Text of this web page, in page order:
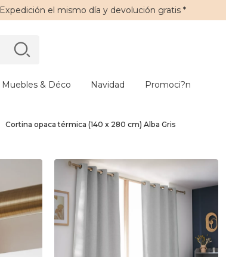
Expedición el mismo día y devolución gratis*
Muebles & Déco Navidad Promoci?n
Cortina opaca térmica (140 x 280 cm) Alba Gris